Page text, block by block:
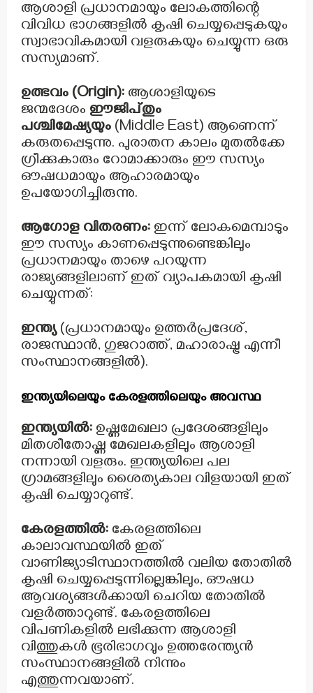
ആശാളി പ്രധാനമായും ലോകത്തിന്റെ
വിവിധ ഭാഗങ്ങളിൽ കൃഷി ചെയ്യപ്പെടുകയും
സ്വാഭാവികമായി വളരുകയും ചെയ്യുന്ന ഒരു
സസ്യമാണ്.
ഉത്ഭവം (Origin): ആശാളിയുടെ
ജന്മദേശം ഈജിപ്തും
പശ്ചിമേഷ്യയും (Middle East) ആണെന്ന്
കരുതപ്പെടുന്നു. പുരാതന കാലം മുതൽക്കേ
ഗ്രീക്കുകാരും റോമാക്കാരും ഈ സസ്യം
ഔഷധമായും ആഹാരമായും
ഉപയോഗിച്ചിരുന്നു.
ആഗോള വിതരണം: ഇന്ന് ലോകമെമ്പാടും
ഈ സസ്യം കാണപ്പെടുന്നുണ്ടെങ്കിലും
പ്രധാനമായും താഴെ പറയുന്ന
രാജ്യങ്ങളിലാണ് ഇത് വ്യാപകമായി കൃഷി
ചെയ്യുന്നത്:
ഇന്ത്യ(പ്രധാനമായും ഉത്തർപ്രദേശ്,
രാജസ്ഥാൻ, ഗുജറാത്ത്, മഹാരാഷ്ട്ര എന്നീ
സംസ്ഥാനങ്ങളിൽ).
ഇന്ത്യയിലെയും കേരളത്തിലെയും അവസ്ഥ
ഇന്ത്യയിൽ: ഉഷ്ണമേഖലാ പ്രദേശങ്ങളിലും
മിതശീതോഷ്ണ മേഖലകളിലും ആശാളി
നന്നായി വളരും. ഇന്ത്യയിലെ പല
ഗ്രാമങ്ങളിലും ശൈത്യകാല വിളയായി ഇത്
കൃഷി ചെയ്യാറുണ്ട്.
കേരളത്തിൽ: കേരളത്തിലെ
കാലാവസ്ഥയിൽ ഇത്
വാണിജ്യാടിസ്ഥാനത്തിൽ വലിയ തോതിൽ
കൃഷി ചെയ്യപ്പെടുന്നില്ലെങ്കിലും, ഔഷധ
ആവശ്യങ്ങൾക്കായി ചെറിയ തോതിൽ
വളർത്താറുണ്ട്. കേരളത്തിലെ
വിപണികളിൽ ലഭിക്കുന്ന ആശാളി
വിത്തുകൾ ഭൂരിഭാഗവും ഉത്തരേന്ത്യൻ
സംസ്ഥാനങ്ങളിൽ നിന്നും
എത്തുന്നവയാണ്.